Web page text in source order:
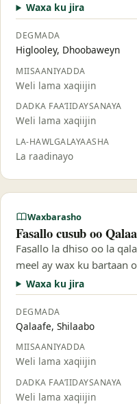
Waxa ku jira
DEGMADA
Higlooley, Dhoobaweyn
MIISAANIYADDA
Weli lama xaqiijin
DADKA FAA’IIDAYSANAYA
Weli lama xaqiijin
LA-HAWLGALAYAASHA
La raadinayo
Waxbarasho
Fasallo cusub oo
Fasallo la dhiso oo la
meel ay wax ku bartaan
Waxa ku jira
DEGMADA
Qalaafe, Shilaabo
MIISAANIYADDA
Weli lama xaqiijin
DADKA FAA’IIDAYSANAYA
Weli lama xaqiijin